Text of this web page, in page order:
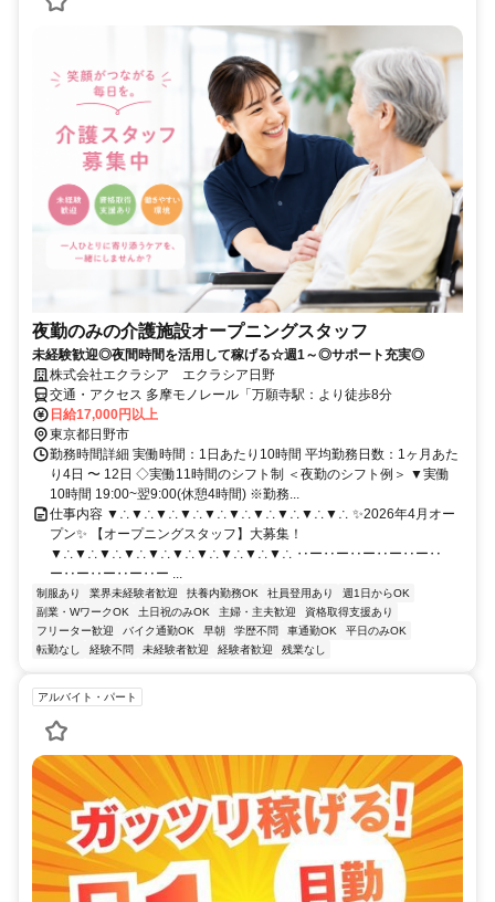
夜勤のみの介護施設オープニングスタッフ
未経験歓迎◎夜間時間を活用して稼げる☆週1～◎サポート充実◎
株式会社エクラシア エクラシア日野
交通・アクセス 多摩モノレール「万願寺駅：より徒歩8分
日給17,000円以上
東京都日野市
勤務時間詳細 実働時間：1日あたり10時間 平均勤務日数：1ヶ月あた
り4日 〜 12日 ◇実働11時間のシフト制 ＜夜勤のシフト例＞ ▼実働
10時間 19:00~翌9:00(休憩4時間) ※勤務...
仕事内容 ▼∴▼∴▼∴▼∴▼∴▼∴▼∴▼∴▼∴▼∴ ✨2026年4月オー
プン✨ 【オープニングスタッフ】大募集！
▼∴▼∴▼∴▼∴▼∴▼∴▼∴▼∴▼∴▼∴ ‥ー‥ー‥ー‥ー‥ー‥
ー‥ー‥ー‥ー‥ー ...
制服あり 業界未経験者歓迎 扶養内勤務OK 社員登用あり
週1日からOK
副業・WワークOK
土日祝のみOK 主婦・主夫歓迎
資格取得支援あり
フリーター歓迎
バイク通勤OK 早朝 学歴不問 車通勤OK
平日のみOK
転勤なし
経験不問 未経験者歓迎 経験者歓迎 残業なし
アルバイト・パート